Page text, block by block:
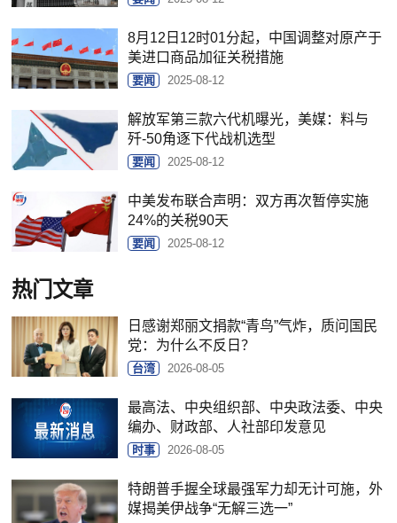
8月12日12时01分起，中国调整对原产于
美进口商品加征关税措施
要闻 2025-08-12
解放军第三款六代机曝光，美媒：料与
歼-50角逐下代战机选型
要闻 2025-08-12
中美发布联合声明：双方再次暂停实施
24%的关税90天
要闻 2025-08-12
热门文章
日感谢郑丽文捐款“青鸟”气炸，质问国民
党：为什么不反日？
台湾 2026-08-05
最高法、中央组织部、中央政法委、中央
编办、财政部、人社部印发意见
时事 2026-08-05
特朗普手握全球最强军力却无计可施，外
媒揭美伊战争“无解三选一”